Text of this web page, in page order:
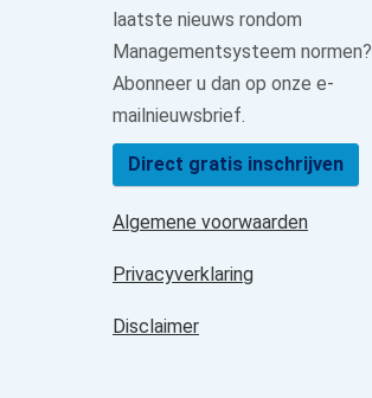
laatste nieuws rondom
Managementsysteem normen?
Abonneer u dan op onze e-
mailnieuwsbrief.
Direct gratis inschrijven
Algemene voorwaarden
Privacyverklaring
Disclaimer